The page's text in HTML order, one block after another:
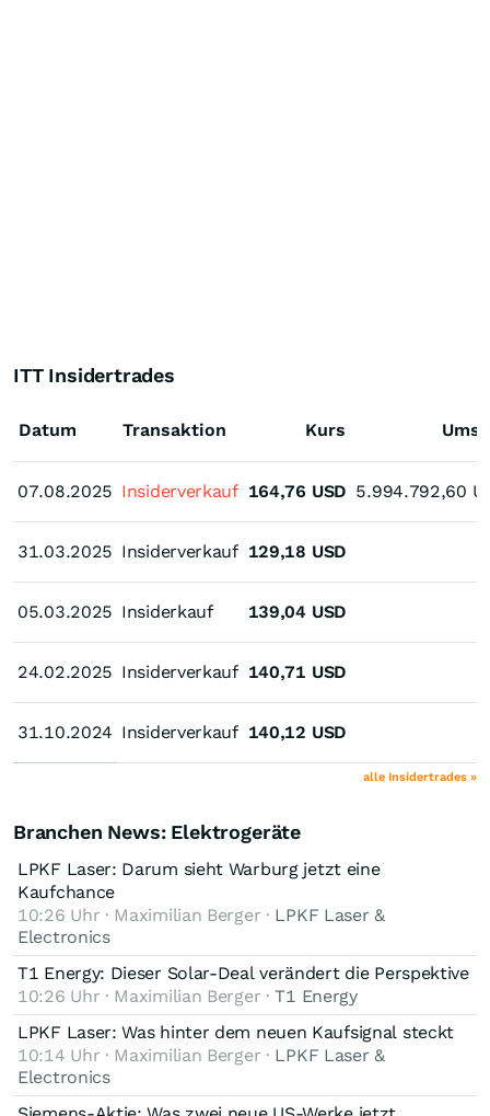
ITT Insidertrades
Datum
07.08.2025
31.03.2025
05.03.2025
24.02.2025
31.10.2024
Transaktion Kurs
07.08.2025 Insiderverkauf 164,76 USD 5.994.792,60
31.03.2025 Insiderverkauf 129,18 USD
05.03.2025 Insiderkauf 139,04 USD
24.02.2025 Insiderverkauf 140,71 USD
31.10.2024 Insiderverkauf 140,12 USD
alle Insidertrades »
Branchen News: Elektrogeräte
LPKF Laser: Darum sieht Warburg jetzt eine
Kaufchance
10:26 Uhr · Maximilian Berger · LPKF Laser &
Electronics
T1 Energy: Dieser Solar-Deal verändert die Perspektive
10:26 Uhr · Maximilian Berger ·T1 Energy
LPKF Laser: Was hinter dem neuen Kaufsignal steckt
10:14 Uhr · Maximilian Berger · LPKF Laser &
Electronics